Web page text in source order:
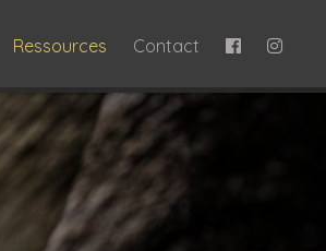
Ressources Contact